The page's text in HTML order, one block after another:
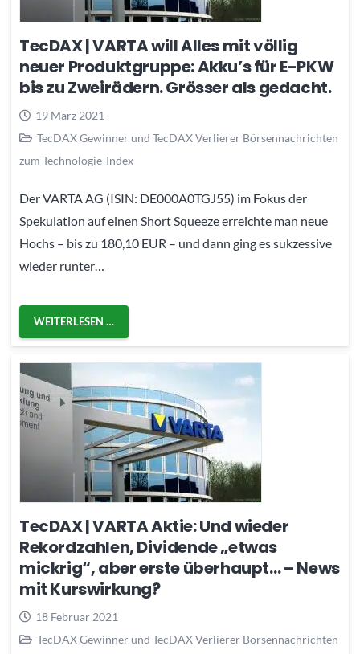
TecDAX | VARTA will Alles mit völlig
neuer Produktgruppe: Akku’s für E-PKW
bis zu Zweirädern. Grösser als gedacht.
19 März 2021
TecDAX Gewinner und TecDAX Verlierer Börsennachrichten
zum Technologie-Index
Der VARTA AG (ISIN: DE000A0TGJ55) im Fokus der
Spekulation auf einen Short Squeeze erreichte man neue
Hochs – bis zu 180,10 EUR – und dann ging es sukzessive
wieder runter…
WEITERLESEN …
TecDAX | VARTA Aktie: Und wieder
Rekordzahlen, Dividende „etwas
mickrig“, aber erste überhaupt… – News
mit Kurswirkung?
18 Februar 2021
TecDAX Gewinner und TecDAX Verlierer Börsennachrichten